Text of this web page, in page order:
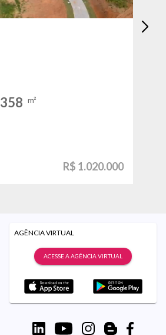
358 m²
R$ 1.020.000
AGÊNCIA VIRTUAL
ACESSE A AGÊNCIA VIRTUAL